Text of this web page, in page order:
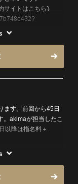
サイトはこちら⤵
ます。前回から45日
。akimaが担当したこ
以降は指名料＋
ります。